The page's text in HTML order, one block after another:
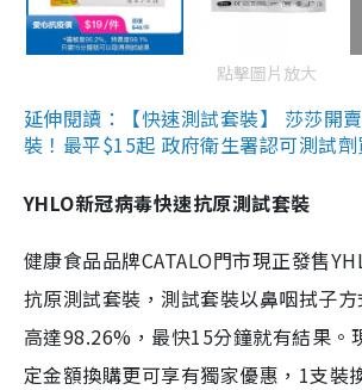
點擊圖片放大
延伸閱讀：【快速測試套裝】 莎莎開
裝！最平$15起 政府衛生署認可測試劑
YHLO新冠病毒快速抗原測試套裝
健康食品品牌CATALO門市現正發售
抗原測試套裝，測試套裝以鼻咽拭子
高達98.26%，最快15分鐘就有結果。
定金額換購更可享有獨家優惠，1支裝